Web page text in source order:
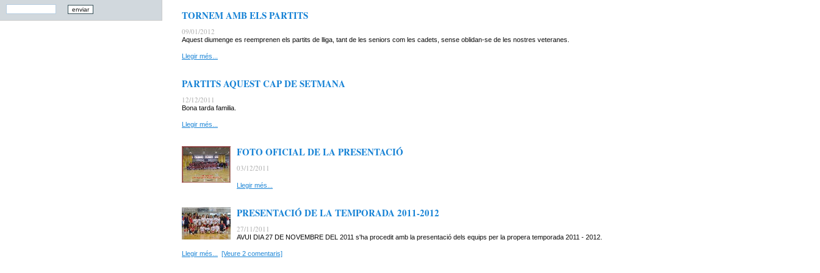
TORNEM AMB ELS PARTITS
09/01/2012
Aquest diumenge es reemprenen els partits de lliga, tant de les seniors com les cadets, sense oblidan-se de les nostres veteranes.
Llegir més...
PARTITS AQUEST CAP DE SETMANA
12/12/2011
Bona tarda familia.
Llegir més...
FOTO OFICIAL DE LA PRESENTACIÓ
03/12/2011
Llegir més...
PRESENTACIÓ DE LA TEMPORADA 2011-2012
27/11/2011
AVUI DIA 27 DE NOVEMBRE DEL 2011 s'ha procedit amb la presentació dels equips per la propera temporada 2011 - 2012.
Llegir més... [Veure 2 comentaris]